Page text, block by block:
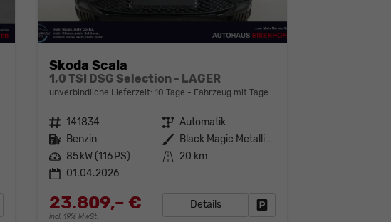
Fahrzeug parken
Skoda Scala
1,0 TSI DSG Selection - LAGER
unverbindliche Lieferzeit:10 Tage Fahrzeug mit Tageszulassung
Fahrzeugnr. 141834 Getriebe Automatik
Kraftstoff Benzin Außenfarbe
Black Magic Metallic (1Z)
Leistung 85 kW (116 PS) Kilometerstand 20 km
01.04.2026
23.809,– €
incl. 19% MwSt.
Details